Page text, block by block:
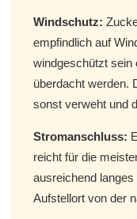
Windschutz:
empfindlich auf
windgeschützt sein
überdacht werden.
sonst verweht und
Stromanschluss:
reicht für die
ausreichend
Aufstellort von der